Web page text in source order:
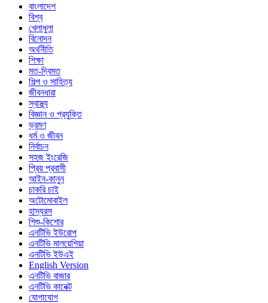
বাংলাদেশ
বিশ্ব
খেলাধুলা
বিনোদন
অর্থনীতি
শিক্ষা
মত-দ্বিমত
শিল্প ও সাহিত্য
জীবনধারা
স্বাস্থ্য
বিজ্ঞান ও প্রযুক্তি
ভ্রমণ
ধর্ম ও জীবন
নির্বাচন
সহজ ইংরেজি
প্রিয় প্রবাসী
আইন-কানুন
চাকরি চাই
অটোমোবাইল
হাস্যরস
শিশু-কিশোর
এনটিভি ইউরোপ
এনটিভি মালয়েশিয়া
এনটিভি ইউএই
English Version
এনটিভি বাজার
এনটিভি কানেক্ট
যোগাযোগ